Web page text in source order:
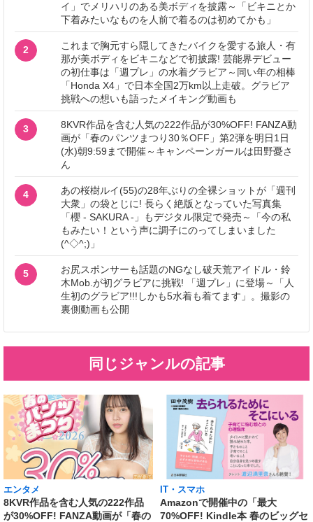
イ」でメリハリのある美ボディを披露～「ビキニとか
下着みたいなものを人前で着るのは初めてかも」
2
これまで胸元すら隠してきたバイクを愛する旅人・有
那が美ボディをビキニなどで初披露! 芸能界デビュー
の初仕事は「週プレ」の水着グラビア～同い年の相棒
「Honda X4」で日本全国2万km以上走破。グラビア
挑戦への想いも語ったメイキング動画も
3
8KVR作品を含む人気の222作品が30%OFF! FANZA動
画が「春のパンツまつり30％OFF」第2弾を明日1日
(水)朝9:59まで開催～キャンペーンガールは田野憂さ
ん
4
あの桜樹ルイ(55)の28年ぶりの全裸ショットが「週刊
大衆」の袋とじに! 長らく絶版となっていた写真集
「櫻 - SAKURA -」もデジタル限定で発売～「今の私
もみたい！という声に調子にのってしまいました
(^◇^;)」
5
お尻スポンサーも話題のNGなし破天荒アイドル・鈴
木Mob.が初グラビアに挑戦! 「週プレ」に登場～「人
生初のグラビア!!!しかも5水着も着てます」。撮影の
裏側動画も公開
同じジャンルの記事
エンタメ
8KVR作品を含む人気の222作品
が30%OFF! FANZA動画が「春の
IT・スマホ
Amazonで開催中の「最大
70%OFF! Kindle本 春のビッグセ